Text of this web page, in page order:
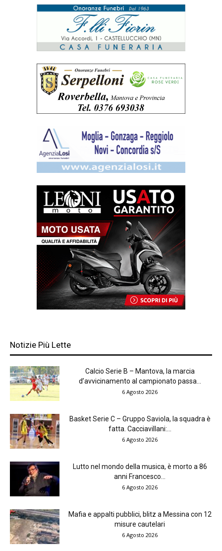
Notizie Più Lette
Calcio Serie B – Mantova, la marcia
d’avvicinamento al campionato passa...
6 Agosto 2026
Basket Serie C – Gruppo Saviola, la squadra è
fatta. Cacciavillani:...
6 Agosto 2026
Lutto nel mondo della musica, è morto a 86
anni Francesco...
6 Agosto 2026
Mafia e appalti pubblici, blitz a Messina con 12
misure cautelari
6 Agosto 2026